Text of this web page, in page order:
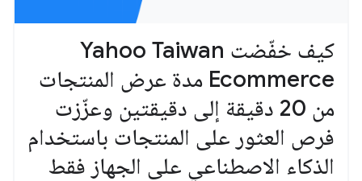
كيف خفّضت Yahoo Taiwan
Ecommerce مدة عرض المنتجات
من 20 دقيقة إلى دقيقتين وعزّزت
فرص العثور على المنتجات باستخدام
الذكاء الاصطناعي على الجهاز فقط